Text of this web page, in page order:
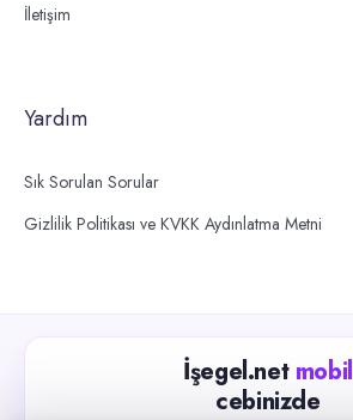
İletişim
Yardım
Sık Sorulan Sorular
Gizlilik Politikası ve KVKK Aydınlatma Metni
İşegel.net mobil
cebinizde